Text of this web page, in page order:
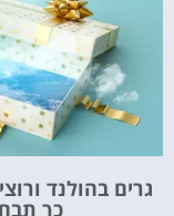
גרים בהולנד
כך